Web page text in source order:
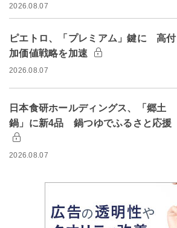
2026.08.07
ピエトロ、「プレミアム」鍵に 高付
加価値戦略を加速
2026.08.07
日本食研ホールディングス、「郷土
鍋」に新4品 鍋つゆでふるさと応援
2026.08.07